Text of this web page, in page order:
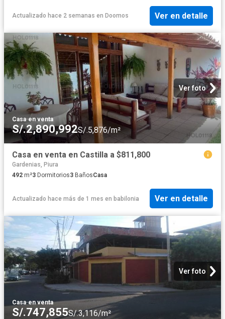
Actualizado hace 2 semanas en Doomos Ver en detalle
Ver foto
Casa·en venta
S/.2,890,992S/.5,876/m²
Casa en venta en Castilla a $811,800
Gardenias, Piura
492 m²3 Dormitorios3 BañosCasa
Actualizado hace más de 1 mes en babilonia Ver en detalle
Ver foto
Casa·en venta
S/.747,855S/.3,116/m²